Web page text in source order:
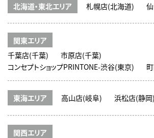
北海道・東北エリア 札幌店(北海道)
関東エリア
千葉店(千葉)
市原店(千葉)
コンセプトショップPRINTONE-渋谷(東京)
東海エリア 高山店(岐阜) 浜松店(静岡)
関西エリア